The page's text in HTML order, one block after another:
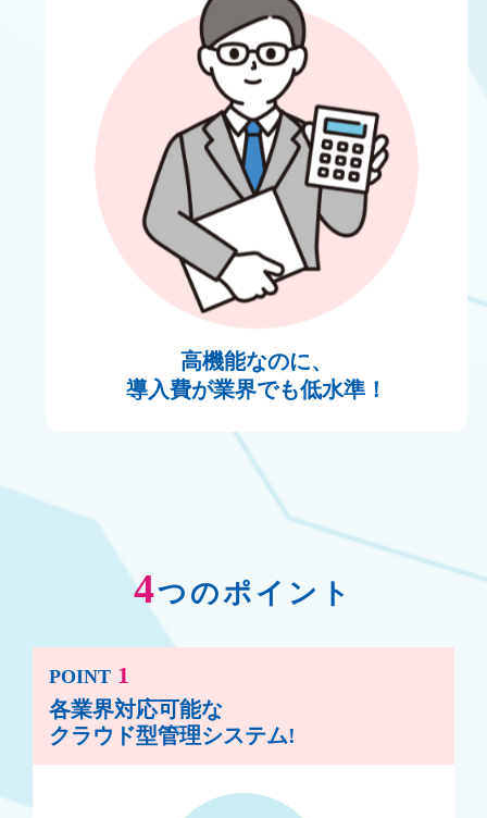
高機能なのに、
導入費が業界でも低水準！
4つのポイント
POINT 1
各業界対応可能な
クラウド型管理システム!